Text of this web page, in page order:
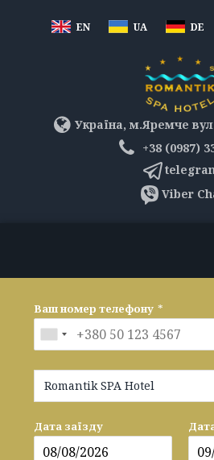
EN UA DE
Україна, м.Яремче
+38 (0987)
Viber
Ваш номер телефону *
Romantik SPA Hotel
Дата заїзду